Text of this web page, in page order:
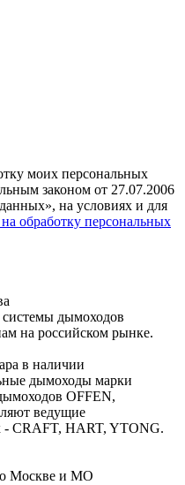
моих персональных
законом от 27.07.2006
на условиях и для
обработку персональных
дымоходов
на российском рынке.
в наличии
дымоходы марки
OFFEN,
ведущие
- CRAFT, HART, YTONG.
Москве и МО